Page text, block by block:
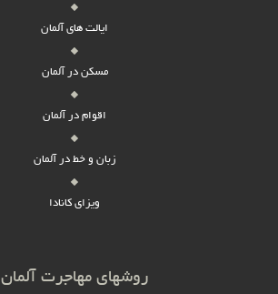
ایالت های آلمان
مسکن در آلمان
اقوام در آلمان
زبان و خط در آلمان
ویزای کانادا
روشهای مهاجرت آلمان